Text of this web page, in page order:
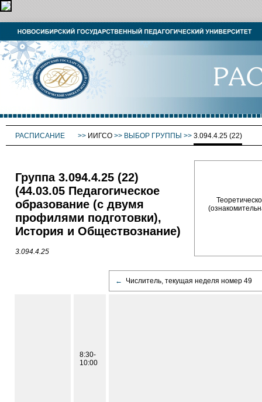
РАСПИСАНИЕ >> ИИГСО >> ВЫБОР ГРУППЫ >> 3.094.4.25 (22)
Группа 3.094.4.25 (22)
(44.03.05 Педагогическое
образование (с двумя
профилями подготовки),
История и Обществознание)
3.094.4.25
← Числитель, текущая неделя номер 49
8:30-
10:00